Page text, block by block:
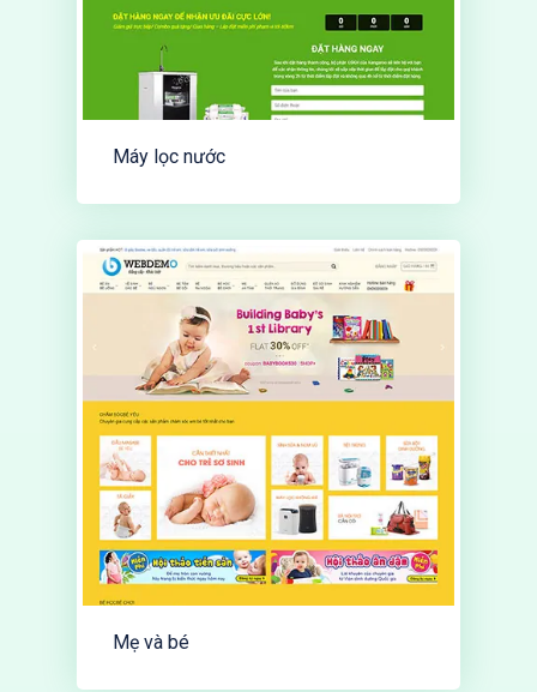
Máy lọc nước
Mẹ và bé